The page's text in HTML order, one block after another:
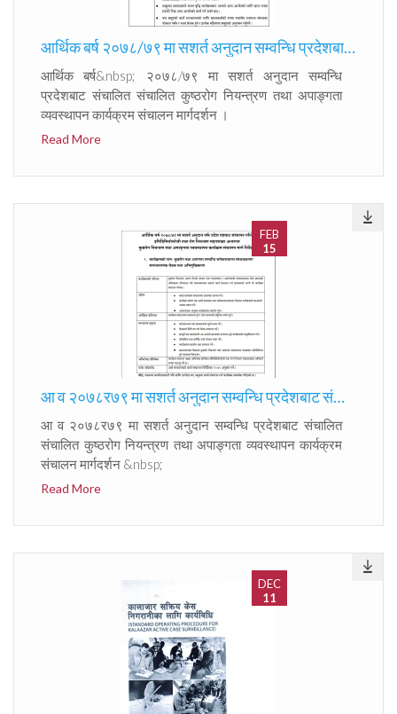
आर्थिक बर्ष २०७८/७९ मा सशर्त अनुदान सम्वन्धि प्रदेशबाट संचालित संचालित कुष्ठरोग नियन्त्रण तथा अपाङ्गता व्यवस्थापन कार्यक्रम संचालन मार्गदर्शन ।
आर्थिक बर्ष&nbsp; २०७८/७९ मा सशर्त अनुदान सम्वन्धि
प्रदेशबाट संचालित संचालित कुष्ठरोग नियन्त्रण तथा अपाङ्गता
व्यवस्थापन कार्यक्रम संचालन मार्गदर्शन ।
Read More
FEB
15
आ व २०७८र७९ मा सशर्त अनुदान सम्वन्धि प्रदेशबाट संचालित संचालित कुष्ठरोग नियन्त्रण तथा अपाङ्गता व्यवस्थापन कार्यक्रम संचालन मार्गदर्शन
आ व २०७८र७९ मा सशर्त अनुदान सम्वन्धि प्रदेशबाट संचालित
संचालित कुष्ठरोग नियन्त्रण तथा अपाङ्गता व्यवस्थापन कार्यक्रम
संचालन मार्गदर्शन &nbsp;
Read More
DEC
11